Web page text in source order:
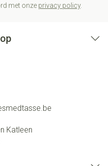
met onze privacy policy.
Katleen